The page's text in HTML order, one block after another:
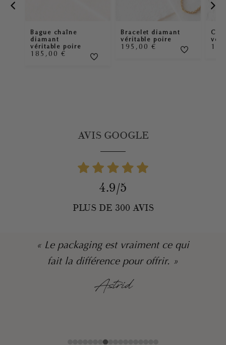
Bague chaîne
diamant
véritable poire
185,00€
Bracelet diamant
véritable poire
195,00€
AVIS GOOGLE
4.9/5
PLUS DE 300 AVIS
« Le packaging est vraiment ce qui
fait la différence pour offrir. »
Astrid